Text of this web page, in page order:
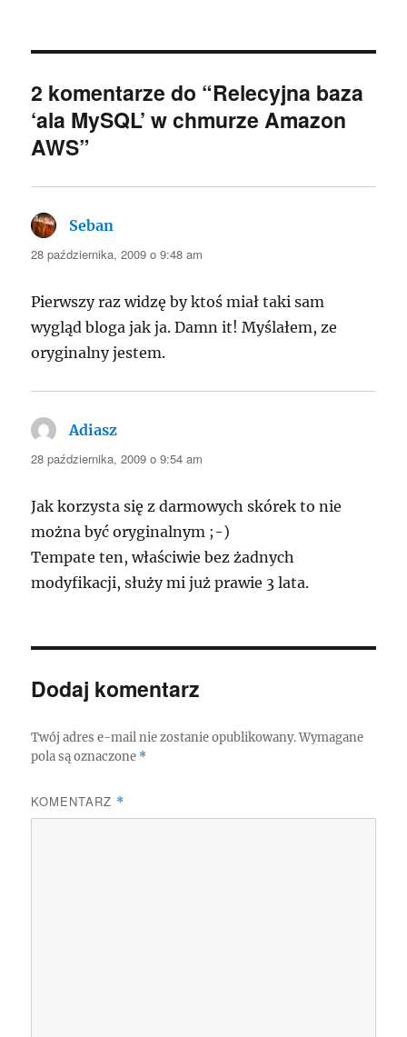
2 komentarze do “Relecyjna baza
‘ala MySQL’ w chmurze Amazon
AWS”
Seban
28 października, 2009 o 9:48 am
Pierwszy raz widzę by ktoś miał taki sam
wygląd bloga jak ja. Damn it! Myślałem, ze
oryginalny jestem.
Adiasz
28 października, 2009 o 9:54 am
Jak korzysta się z darmowych skórek to nie
można być oryginalnym ;-)
Tempate ten, właściwie bez żadnych
modyfikacji, służy mi już prawie 3 lata.
Dodaj komentarz
Twój adres e-mail nie zostanie opublikowany. Wymagane
pola są oznaczone *
KOMENTARZ *